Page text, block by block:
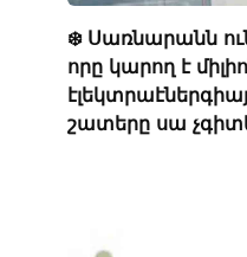
❄️ Սառնարանն
որը կարող է
շատերը սա